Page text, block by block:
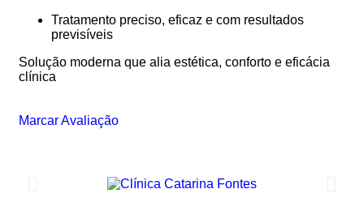
Tratamento preciso, eficaz e com resultados
previsíveis
Solução moderna que alia estética, conforto e eficácia
clínica
Marcar Avaliação